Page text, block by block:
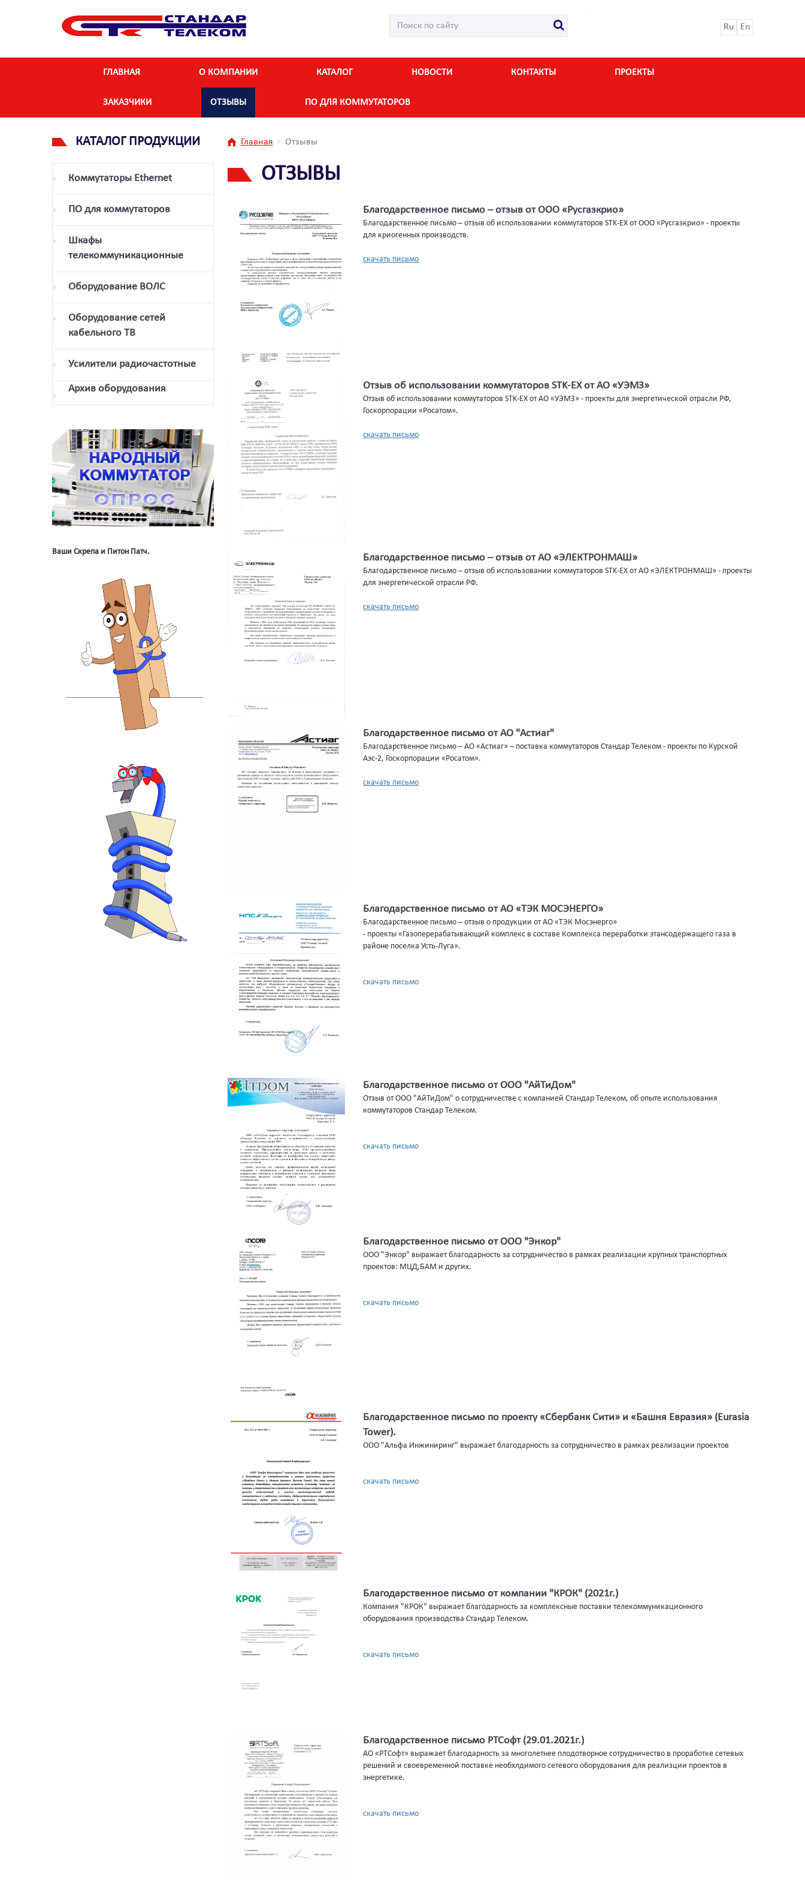
Ru En
ГЛАВНАЯ О КОМПАНИИ КАТАЛОГ НОВОСТИ КОНТАКТЫ ПРОЕКТЫ
ЗАКАЗЧИКИ ОТЗЫВЫ ПО ДЛЯ КОММУТАТОРОВ
КАТАЛОГ ПРОДУКЦИИ
Коммутаторы Ethernet
ПО для коммутаторов
Шкафы
телекоммуникационные
Оборудование ВОЛС
Оборудование сетей
кабельного ТВ
Усилители радиочастотные
Архив оборудования
Ваши Скрепа и Питон Патч.
Главная Отзывы
ОТЗЫВЫ
Благодарственное письмо – отзыв от ООО «Русгазкрио»
Благодарственное письмо – отзыв об использовании коммутаторов STK-EX от ООО «Русгазкрио» - проекты
для криогенных производств.
скачать письмо
Отзыв об использовании коммутаторов STK-EX от АО «УЭМЗ»
Отзыв об использовании коммутаторов STK-EX от АО «УЭМЗ» - проекты для энергетической отрасли РФ,
Госкорпорации «Росатом».
скачать письмо
Благодарственное письмо – отзыв от АО «ЭЛЕКТРОНМАШ»
Благодарственное письмо – отзыв об использовании коммутаторов STK-EX от АО «ЭЛЕКТРОНМАШ» - проекты
для энергетической отрасли РФ.
скачать письмо
Благодарственное письмо от АО "Астиаг"
Благодарственное письмо – АО «Астиаг» – поставка коммутаторов Стандар Телеком - проекты по Курской
Аэс-2, Госкорпорации «Росатом».
скачать письмо
Благодарственное письмо от АО «ТЭК МОСЭНЕРГО»
Благодарственное письмо – отзыв о продукции от АО «ТЭК Мосэнерго»
- проекты «Газоперерабатывающий комплекс в составе Комплекса переработки этансодержащего газа в
районе поселка Усть-Луга».
скачать письмо
Благодарственное письмо от ООО "АйТиДом"
Отзыв от ООО "АйТиДом" о сотрудничестве с компанией Стандар Телеком, об опыте использования
коммутаторов Стандар Телеком.
скачать письмо
Благодарственное письмо от ООО "Энкор"
ООО "Энкор" выражает благодарность за сотрудничество в рамках реализации крупных транспортных
проектов: МЦД,БАМ и других.
скачать письмо
Благодарственное письмо по проекту «Сбербанк Сити» и «Башня Евразия» (Eurasia
Tower).
ООО "Альфа Инжиниринг" выражает благодарность за сотрудничество в рамках реализации проектов
скачать письмо
Благодарственное письмо от компании "КРОК" (2021г.)
Компания "КРОК" выражает благодарность за комплексные поставки телекоммуникационного
оборудования производства Стандар Телеком.
скачать письмо
Благодарственное письмо РТСофт (29.01.2021г.)
AO «PTCoфт» выpaжaeт блaroдapность зa многoлeтнee плoдoтвopнoe coтpyдничecтво в пpopaбoткe ceтeвых
peшений и своeвpeмeнной постaвкe нeoбхлдимого ceтeвoro o6opyдoвaния для реaлизции npoeктов в
энepreтике.
скачать письмо